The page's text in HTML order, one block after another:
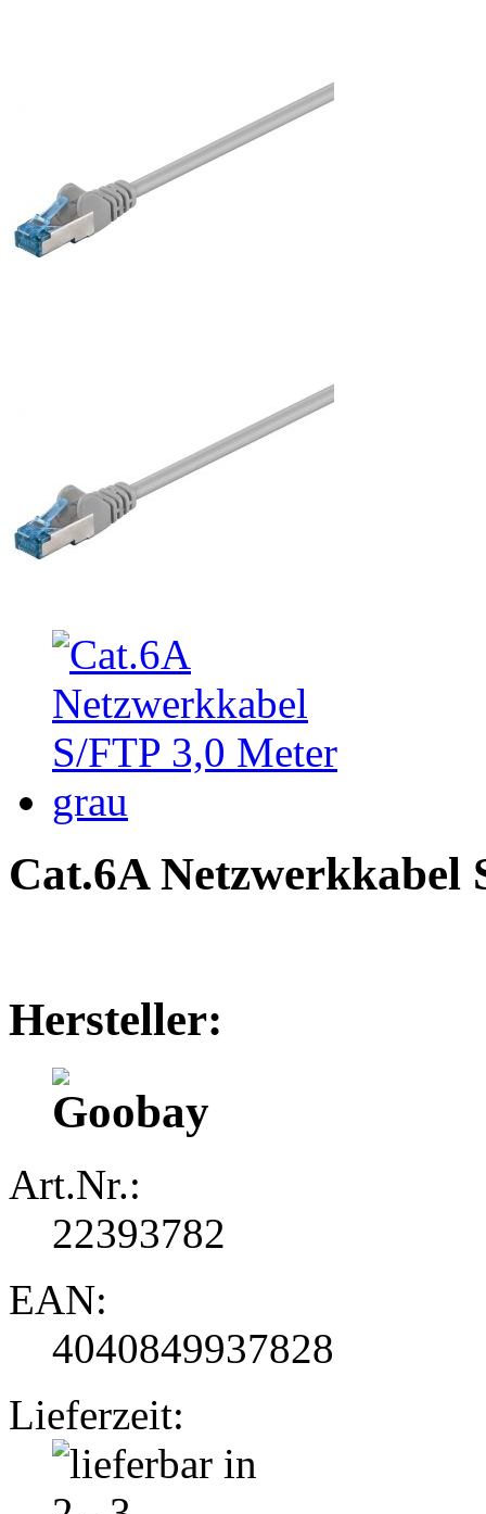
Cat.6A Netzwerkkabel
Hersteller:
Art.Nr.:
22393782
EAN:
4040849937828
Lieferzeit: